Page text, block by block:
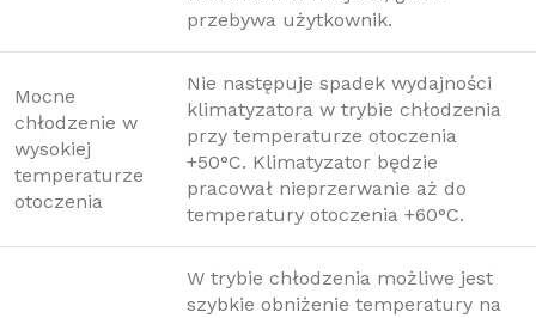
przebywa użytkownik.
Mocne
chłodzenie w
wysokiej
temperaturze
otoczenia
Nie następuje spadek wydajności
klimatyzatora w trybie chłodzenia
przy temperaturze otoczenia
+50°C. Klimatyzator będzie
pracował nieprzerwanie aż do
temperatury otoczenia +60°C.
W trybie chłodzenia możliwe jest
szybkie obniżenie temperatury na